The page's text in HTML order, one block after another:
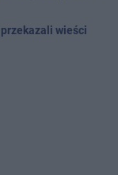
wieści